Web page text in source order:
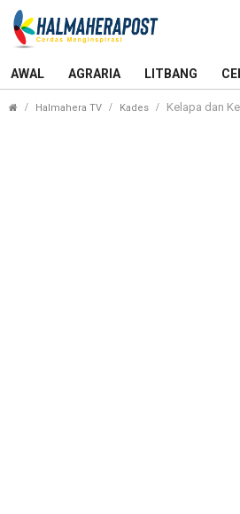
AWAL AGRARIA LITBANG
Halmahera TV Kades Kelapa dan